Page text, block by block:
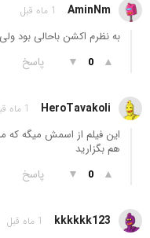
AminNm 1 ماه قبل
به نظرم اکشن باحالی بود
▲
0
▼ پاسخ
HeroTavakoli 1 ماه قبل
این فیلم از اسمش میگه که
هم بگزارید
▲
0
▼ پاسخ
kkkkkk123 1 ماه قبل